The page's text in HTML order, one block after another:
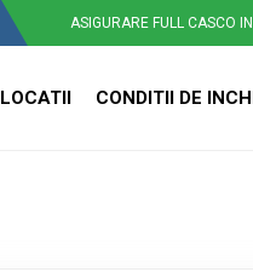
ASIGURARE FULL CASCO
LOCATII CONDITII DE